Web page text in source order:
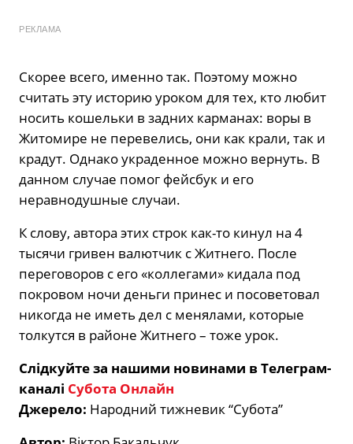
РЕКЛАМА
Скорее всего, именно так. Поэтому можно
считать эту историю уроком для тех, кто любит
носить кошельки в задних карманах: воры в
Житомире не перевелись, они как крали, так и
крадут. Однако украденное можно вернуть. В
данном случае помог фейсбук и его
неравнодушные случаи.
К слову, автора этих строк как-то кинул на 4
тысячи гривен валютчик с Житнего. После
переговоров с его «коллегами» кидала под
покровом ночи деньги принес и посоветовал
никогда не иметь дел с менялами, которые
толкутся в районе Житнего – тоже урок.
Слідкуйте за нашими новинами в Телеграм-
каналі Субота Онлайн
Джерело: Народний тижневик “Субота”